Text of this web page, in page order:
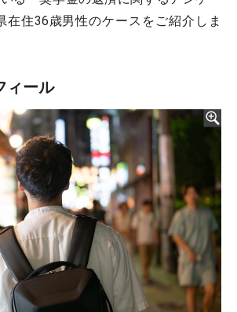
在住36歳男性のケースをご紹介しま
ィール